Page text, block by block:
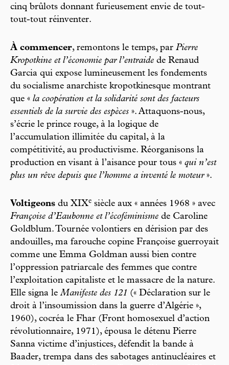
cinq brûlots donnant furieusement envie de tout-
tout-tout réinventer.
À commencer, remontons le temps, par Pierre
Kropotkine et l’économie par l’entraide de Renaud
Garcia qui expose lumineusement les fondements
du socialisme anarchiste kropotkinesque montrant
que « la coopération et la solidarité sont des facteurs
essentiels de la survie des espèces ». Attaquons-nous,
s’écrie le prince rouge, à la logique de
l’accumulation illimitée du capital, à la
compétitivité, au productivisme. Réorganisons la
production en visant à l’aisance pour tous « qui n’est
plus un rêve depuis que l’homme a inventé le moteur».
Voltigeons du XIXe siècle aux « années 1968 » avec
Françoise d’Eaubonne et l’écoféminisme de Caroline
Goldblum. Tournée volontiers en dérision par des
andouilles, ma farouche copine Françoise guerroyait
comme une Emma Goldman aussi bien contre
l’oppression patriarcale des femmes que contre
l’exploitation capitaliste et le massacre de la nature.
Elle signa leManifeste des 121 (« Déclaration sur le
droit à l’insoumission dans la guerre d’Algérie »,
1960), cocréa le Fhar (Front homosexuel d’action
révolutionnaire, 1971), épousa le détenu Pierre
Sanna victime d’injustices, défendit la bande à
Baader, trempa dans des sabotages antinucléaires et